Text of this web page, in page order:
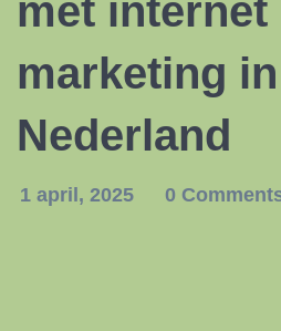
met internet
marketing in
Nederland
1 april, 2025 0